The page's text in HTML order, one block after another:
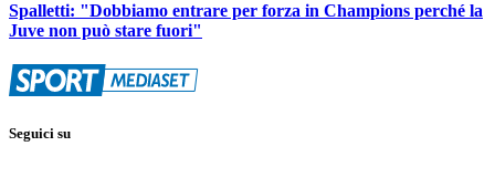
Spalletti: "Dobbiamo entrare per forza in Champions perché la
Juve non può stare fuori"
Seguici su